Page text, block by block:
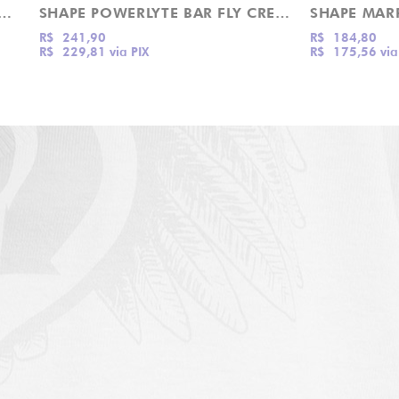
DROP OUT CREATURE SHAPE POWERLYTE BAR FLY CREATURE
R$ 229,81 via PIX
R$ 241,90
R$ 175,56 via
R$ 184,80